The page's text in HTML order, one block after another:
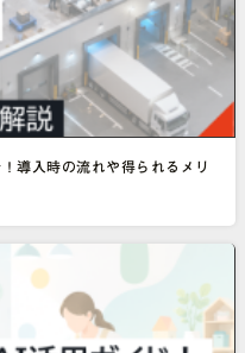
導入時の流れや得られるメリ